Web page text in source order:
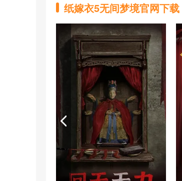
纸嫁衣5无间梦境官网下载